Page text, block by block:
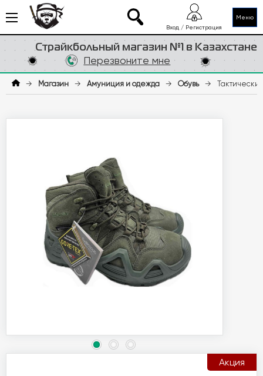
Меню
Страйкбольный магазин №1 в Казахстане
Вход / Регистрация
Перезвоните мне
→ Магазин → Амуниция и одежда → Обувь →
Акция